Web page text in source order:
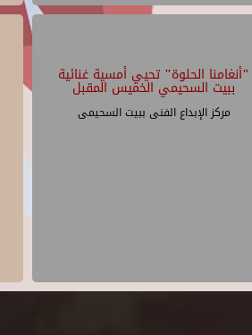
"أنغامنا الحلوة" تحيي أمسية غنائية
ببيت السحيمي الخميس المقبل
مركز الإبداع الفنى ببيت السحيمى